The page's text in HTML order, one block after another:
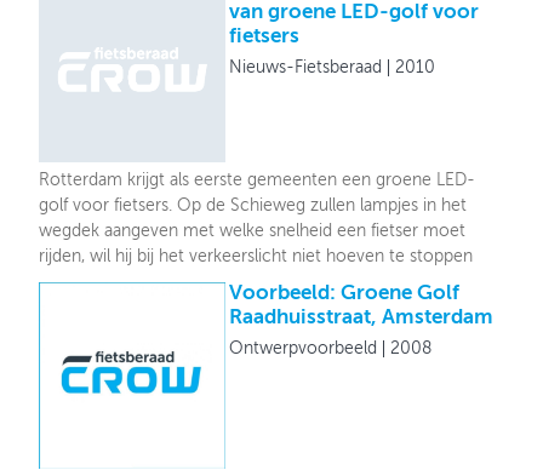
van groene LED-golf voor
fietsers
Nieuws-Fietsberaad 2010
Rotterdam krijgt als eerste gemeenten een groene LED-
golf voor fietsers. Op de Schieweg zullen lampjes in het
wegdek aangeven met welke snelheid een fietser moet
rijden, wil hij bij het verkeerslicht niet hoeven te stoppen
Voorbeeld: Groene Golf
Raadhuisstraat, Amsterdam
Ontwerpvoorbeeld 2008